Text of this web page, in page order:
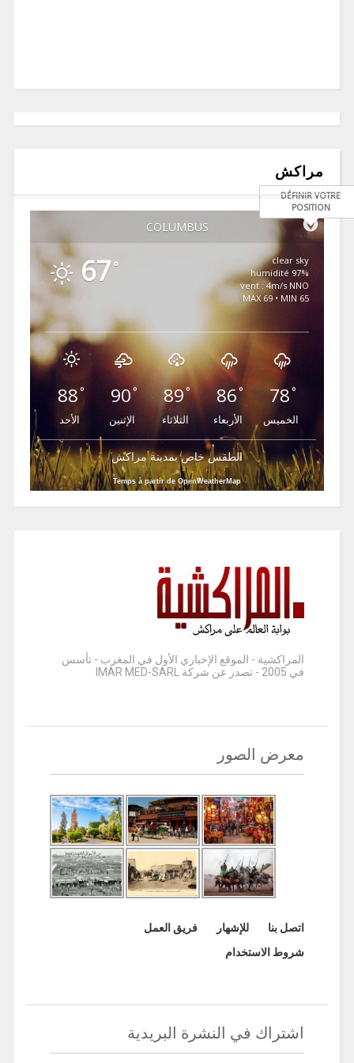
مراكش
COLUMBUS
DÉFINIR VOTRE
POSITION
67 °
clear sky
97% humidité
vent : 4m/s NNO
MAX 69 • MIN 65
88°
الأحد
90°
الإثنين
89°
الثلاثاء
86°
الأربعاء
78°
الخميس
الطقس خاص بمدينة مراكش
Temps à partir de OpenWeatherMap
المراكشية - الموقع الإخباري الأول في المغرب - تأسس
في 2005 - تصدر عن شركة IMAR MED-SARL
معرض الصور
اتصل بنا للإشهار
فريق العمل
شروط الاستخدام
اشتراك في النشرة البريدية